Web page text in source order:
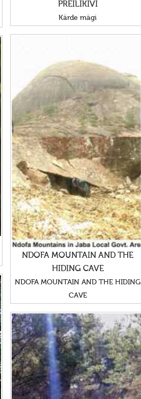
PREILIKIVI
Kärde mägi
NDOFA MOUNTAIN AND THE
HIDING CAVE
NDOFA MOUNTAIN AND THE HIDING
CAVE